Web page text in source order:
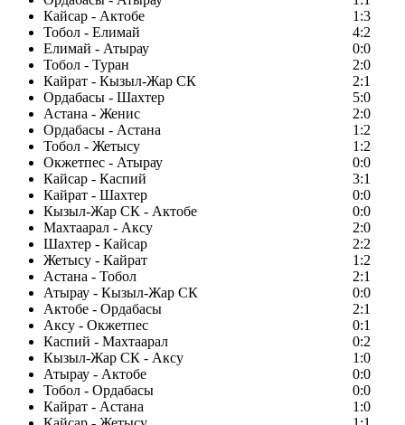
Кайсар - Актобе
1:3
Тобол - Елимай
4:2
Елимай - Атырау
0:0
Тобол - Туран
2:0
Кайрат - Кызыл-Жар СК
2:1
Ордабасы - Шахтер
5:0
Астана - Женис
2:0
Ордабасы - Астана
1:2
Тобол - Жетысу
1:2
Окжетпес - Атырау
0:0
Кайсар - Каспий
3:1
Кайрат - Шахтер
0:0
Кызыл-Жар СК - Актобе
0:0
Махтаарал - Аксу
2:0
Шахтер - Кайсар
2:2
Жетысу - Кайрат
1:2
Астана - Тобол
2:1
Атырау - Кызыл-Жар СК
0:0
Актобе - Ордабасы
2:1
Аксу - Окжетпес
0:1
Каспий - Махтаарал
0:2
Кызыл-Жар СК - Аксу
1:0
Атырау - Актобе
0:0
Тобол - Ордабасы
0:0
Кайрат - Астана
1:0